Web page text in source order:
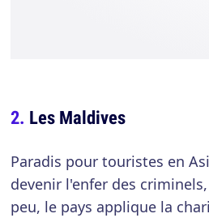
Les Maldives
Paradis pour touristes en
devenir l'enfer des
peu, le pays applique la